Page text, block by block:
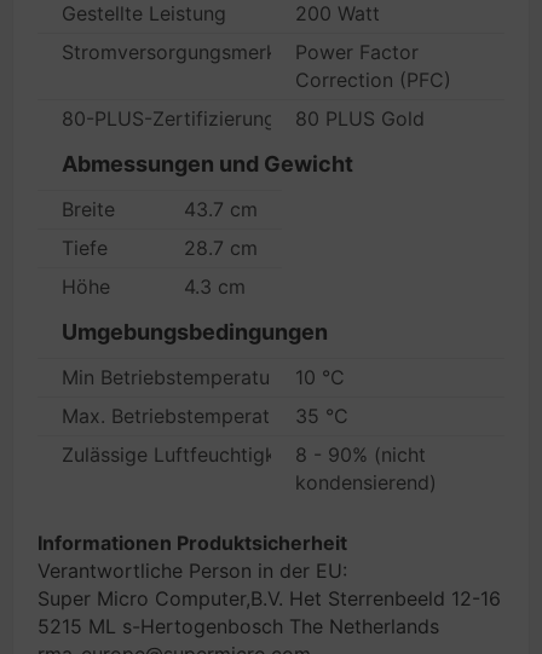
Gestellte Leistung
200 Watt
StromversorgungsmerkmalePower Factor
Correction (PFC)
80-PLUS-Zertifizierung
80 PLUS Gold
Abmessungen und Gewicht
Breite
43.7 cm
Tiefe
28.7 cm
Höhe
4.3 cm
Umgebungsbedingungen
Min Betriebstemperatur
10 °C
Max. Betriebstemperatur
35 °C
Zulässige Luftfeuchtigkeit im Betrieb
8 - 90% (nicht
kondensierend)
Informationen Produktsicherheit
Verantwortliche Person in der EU:
Super Micro Computer,B.V. Het Sterrenbeeld 12-16
5215 ML s-Hertogenbosch The Netherlands